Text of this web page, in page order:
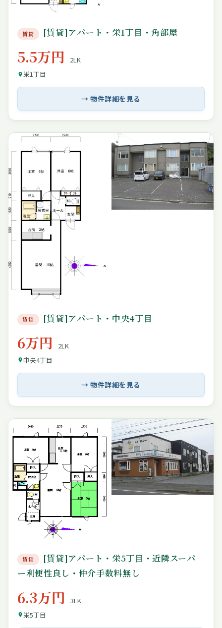
賃貸 [賃貸]アパート・栄1丁目・角部屋
5.5万円
2LK
栄1丁目
→ 物件詳細を見る
賃貸 [賃貸]アパート・中央4丁目
6万円
2LK
中央4丁目
→ 物件詳細を見る
賃貸
[賃貸]アパート・栄5丁目・近隣スーパ
ー利便性良し・仲介手数料無し
6.3万円
3LK
栄5丁目